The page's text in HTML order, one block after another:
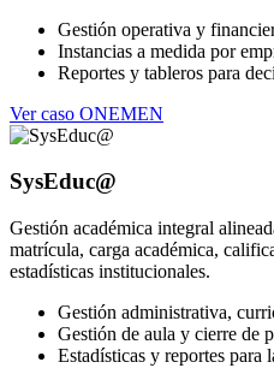
Gestión operativa y
Instancias a medida por
Reportes y tableros para
Ver caso ONEMEN
SysEduc@
Gestión académica integral
matrícula, carga académica,
estadísticas institucionales.
Gestión administrativa,
Gestión de aula y cierre de
Estadísticas y reportes para